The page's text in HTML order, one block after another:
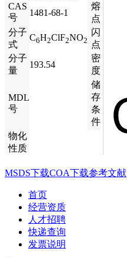
CAS
号
1481-68-1
熔
点
分子
式
C6H2ClF2NO2
闪
点
分子
量
193.54
密
度
MDL
号
储
存
条
件
物化
性质
MSDS下载COA下载参考文献
首页
经营资质
人才招聘
快递查询
发票说明